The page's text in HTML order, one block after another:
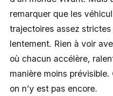
remarquer que les
trajectoires assez
lentement. Rien à voir
où chacun accélère,
manière moins prévisible.
on n’y est pas encore.